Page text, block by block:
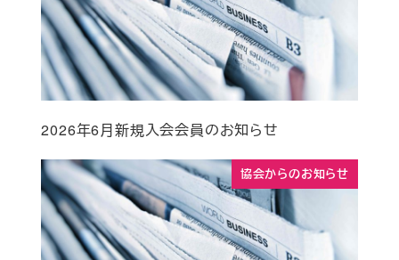
2026年6月新規入会会員のお知らせ
協会からのお知らせ